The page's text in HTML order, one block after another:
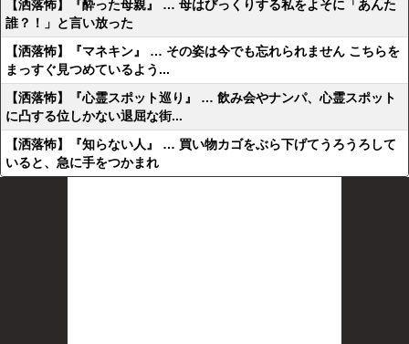
【洒落怖】『酔った母親』 … 母はびっくりする私をよそに「あんた
誰？！」と言い放った
【洒落怖】『マネキン』 … その姿は今でも忘れられません こちらを
まっすぐ見つめているよう...
【洒落怖】『心霊スポット巡り』 … 飲み会やナンパ、心霊スポット
に凸する位しかない退屈な街...
【洒落怖】『知らない人』 … 買い物カゴをぶら下げてうろうろして
いると、急に手をつかまれ